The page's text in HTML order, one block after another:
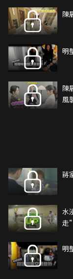
陳
明
陳
風
蔣
水
走”
明